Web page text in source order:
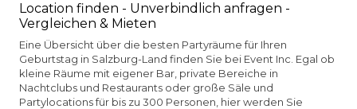
Location finden - Unverbindlich anfragen -
Vergleichen & Mieten
Eine Übersicht über die besten Partyräume für Ihren
Geburtstag in Salzburg-Land finden Sie bei Event Inc. Egal ob
kleine Räume mit eigener Bar, private Bereiche in
Nachtclubs und Restaurants oder große Säle und
Partylocations für bis zu 300 Personen, hier werden Sie